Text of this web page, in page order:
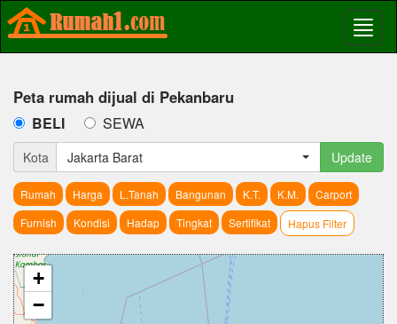
Peta rumah dijual di Pekanbaru
BELI SEWA
Kota Jakarta Barat Update
Rumah Harga L.Tanah Bangunan K.T. K.M.
Carport
Furnish
Kondisi Hadap Tingkat Sertifikat Hapus Filter
+
−